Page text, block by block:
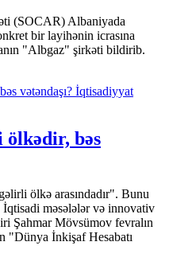
(SOCAR) Albaniyada
bir layihənin icrasına
"Albgaz" şirkəti bildirib.
İqtisadiyyat
bəs
ölkə arasındadır". Bunu
İqtisadi məsələlər və innovativ
Şahmar Mövsümov fevralın
"Dünya İnkişaf Hesabatı